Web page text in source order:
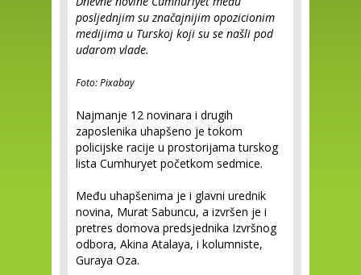
posljednjim su značajnijim opozicionim
medijima u Turskoj koji su se našli pod
udarom vlade.
Foto: Pixabay
Najmanje 12 novinara i drugih
zaposlenika uhapšeno je tokom
policijske racije u prostorijama turskog
lista Cumhuryet početkom sedmice.
Među uhapšenima je i glavni urednik
novina, Murat Sabuncu, a izvršen je i
pretres domova predsjednika Izvršnog
odbora, Akina Atalaya, i kolumniste,
Guraya Oza.